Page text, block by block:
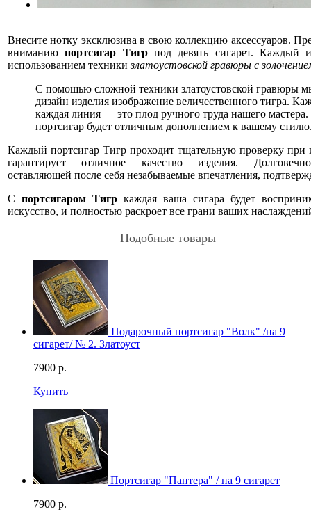
Внесите нотку эксклюзива в свою коллекцию аксессуаров.
вниманиюпортсигар Тигрпод девять сигарет. Каждый
использованием техникизлатоустовской гравюры с
С помощью сложной техники златоустовской гравюры
дизайн изделия изображение величественного тигра.
каждая линия — это плод ручного труда нашего мастера.
портсигар будет отличным дополнением к вашему
Каждый портсигар Тигр проходит тщательную проверку при
гарантирует отличное качество изделия.
оставляющей после себя незабываемые впечатления,
С портсигаром Тигр каждая ваша сигара будет
искусство, и полностью раскроет все грани ваших
Подобные товары
Подарочный портсигар "Волк" /на 9
сигарет/ № 2. Златоуст
7900 р.
Купить
Портсигар "Пантера" / на 9 сигарет
7900 р.